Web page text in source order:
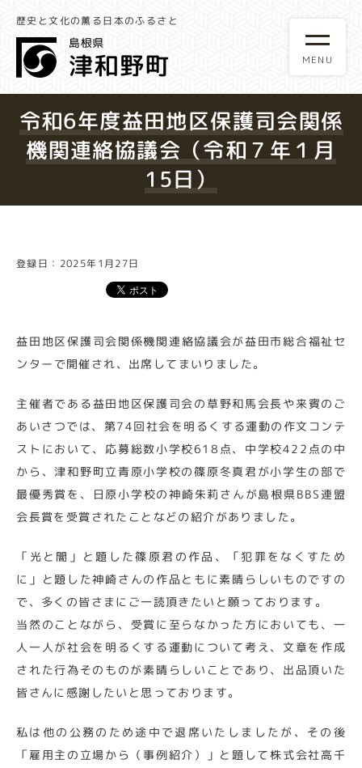
歴史と文化の薫る日本のふるさと
令和6年度益田地区保護司会関係
機関連絡協議会（令和７年１月
15日）
登録日：2025年1月27日
益田地区保護司会関係機関連絡協議会が益田市総合福祉セ
ンターで開催され、出席してまいりました。
主催者である益田地区保護司会の草野和馬会長や来賓のご
あいさつでは、第74回社会を明るくする運動の作文コンテ
ストにおいて、応募総数小学校618点、中学校422点の中
から、津和野町立青原小学校の篠原冬真君が小学生の部で
最優秀賞を、日原小学校の神崎朱莉さんが島根県BBS連盟
会長賞を受賞されたことなどの紹介がありました。
「光と闇」と題した篠原君の作品、「犯罪をなくすため
に」と題した神崎さんの作品ともに素晴らしいものですの
で、多くの皆さまにご一読頂きたいと願っております。
当然のことながら、受賞に至らなかった方においても、一
人一人が社会を明るくする運動について考え、文章を作成
された行為そのものが素晴らしいことであり、出品頂いた
皆さんに感謝したいと思っております。
私は他の公務のため途中で退席いたしましたが、その後
「雇用主の立場から（事例紹介）」と題して株式会社高千